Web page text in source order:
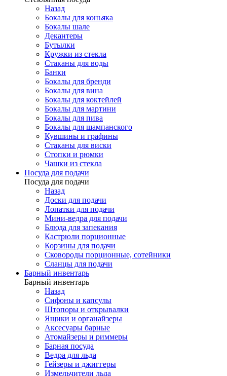
Назад
Бокалы для коньяка
Бокалы шале
Декантеры
Бутылки
Кружки из стекла
Стаканы для воды
Банки
Бокалы для бренди
Бокалы для вина
Бокалы для коктейлей
Бокалы для мартини
Бокалы для пива
Бокалы для шампанского
Кувшины и графины
Стаканы для виски
Стопки и рюмки
Чашки из стекла
Посуда для подачи
Посуда для подачи
Назад
Доски для подачи
Лопатки для подачи
Мини-ведра для подачи
Блюда для запекания
Кастрюли порционные
Корзины для подачи
Сковороды порционные, сотейники
Сланцы для подачи
Барный инвентарь
Барный инвентарь
Назад
Сифоны и капсулы
Штопоры и открывалки
Ящики и органайзеры
Аксесуары барные
Атомайзеры и риммеры
Барная посуда
Ведра для льда
Гейзеры и джиггеры
Измельчители льда